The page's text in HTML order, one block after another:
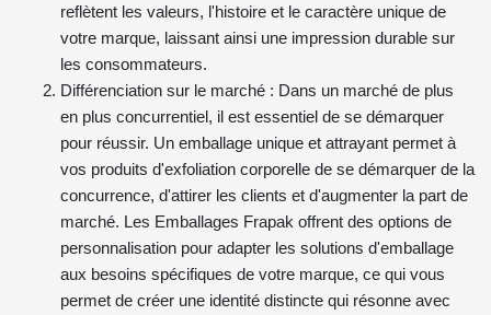
reflètent les valeurs, l'histoire et le caractère unique de
votre marque, laissant ainsi une impression durable sur
les consommateurs.
Différenciation sur le marché : Dans un marché de plus
en plus concurrentiel, il est essentiel de se démarquer
pour réussir. Un emballage unique et attrayant permet à
vos produits d'exfoliation corporelle de se démarquer de la
concurrence, d'attirer les clients et d'augmenter la part de
marché. Les Emballages Frapak offrent des options de
personnalisation pour adapter les solutions d'emballage
aux besoins spécifiques de votre marque, ce qui vous
permet de créer une identité distincte qui résonne avec